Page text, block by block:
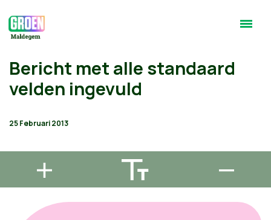
Bericht met alle standaard
velden ingevuld
25 Februari 2013